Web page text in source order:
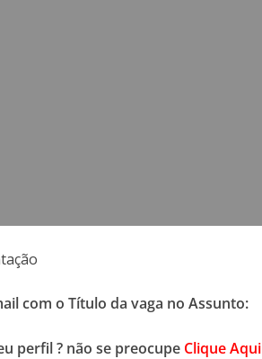
com o Título da vaga no Assunto:
perfil ? não se preocupe Clique Aqui